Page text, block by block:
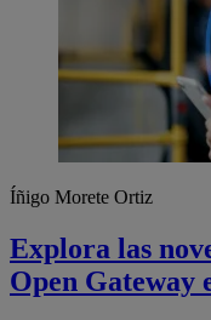
Íñigo Morete Ortiz
Explora las
Open Gateway